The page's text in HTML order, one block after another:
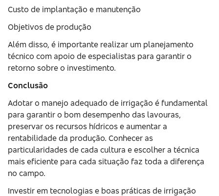
Custo de implantação e manutenção
Objetivos de produção
Além disso, é importante realizar um planejamento
técnico com apoio de especialistas para garantir o
retorno sobre o investimento.
Conclusão
Adotar o manejo adequado de irrigação é fundamental
para garantir o bom desempenho das lavouras,
preservar os recursos hídricos e aumentar a
rentabilidade da produção. Conhecer as
particularidades de cada cultura e escolher a técnica
mais eficiente para cada situação faz toda a diferença
no campo.
Investir em tecnologias e boas práticas de irrigação